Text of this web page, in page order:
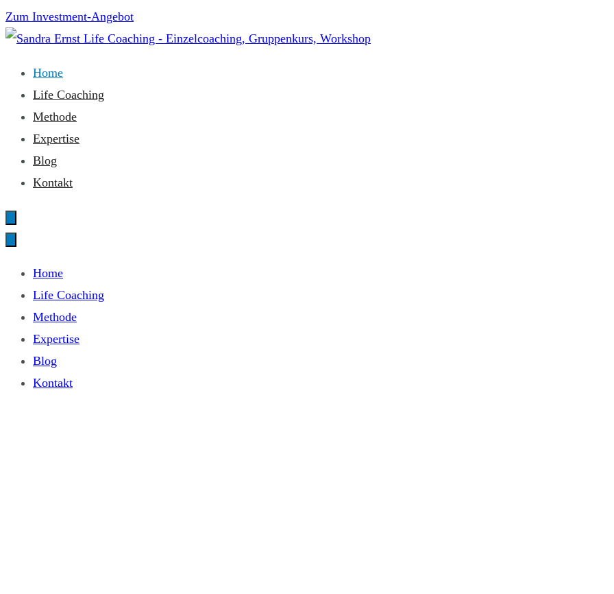
Zum
Inhalt
Zum Investment-Angebot
Sandra Ernst Life Coaching
Home
Life Coaching
Methode
Expertise
Blog
Kontakt
Home
Life Coaching
Methode
Expertise
Blog
Kontakt